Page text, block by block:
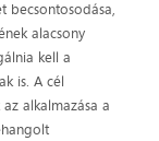
becsontosodása,
alacsony
kell a
is. A cél
alkalmazása a